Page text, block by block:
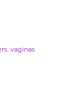
, vaginas